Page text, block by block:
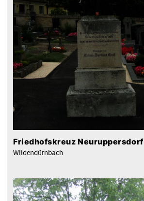
Friedhofskreuz Neuruppersdorf
Wildendürnbach